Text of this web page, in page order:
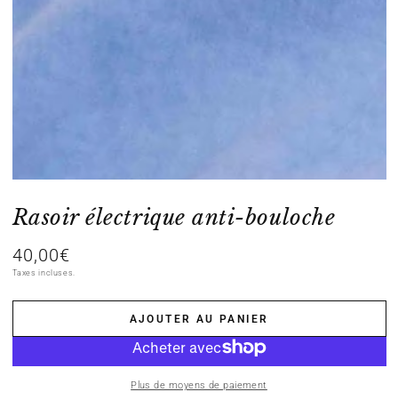
Rasoir électrique anti-bouloche
Prix
normal
40,00€
Taxes incluses.
AJOUTER AU PANIER
Plus de moyens de paiement